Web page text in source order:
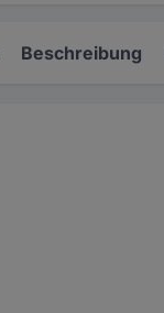
Beschreibung